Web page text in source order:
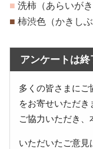
■ 洗柿（あらいが
■ 柿渋色（かきし
アンケートは終
多くの皆さまにご
をお寄せいただき
ご協力いただき、
いただいたご意見